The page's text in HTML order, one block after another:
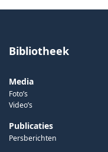
Bibliotheek
Media
Foto’s
Video’s
Publicaties
Persberichten